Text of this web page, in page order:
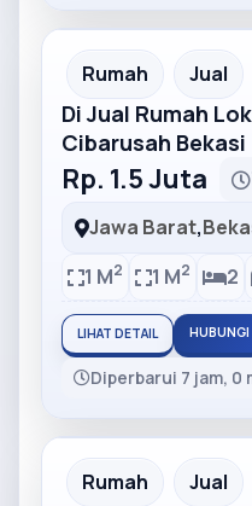
Partner Ad
Rumah Jual
Di Jual Rumah
Cibarusah Bekasi
Rp. 1.5 Juta
Jawa Barat,
1 M2 1 M2 2
LIHAT DETAIL HUBUNGI
Diperbarui 7 jam, 0
Partner Ad
Rumah Jual